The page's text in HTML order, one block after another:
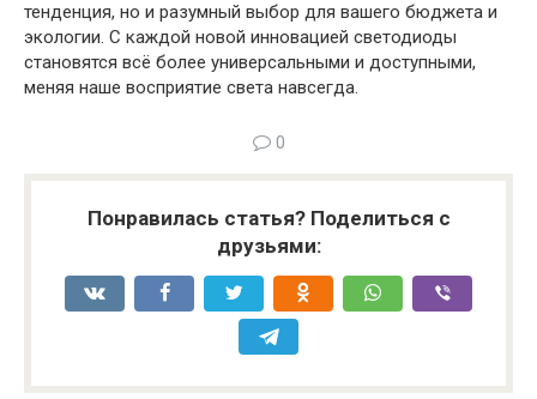
тенденция, но и разумный выбор для вашего бюджета и
экологии. С каждой новой инновацией светодиоды
становятся всё более универсальными и доступными,
меняя наше восприятие света навсегда.
0
Понравилась статья? Поделиться с
друзьями: